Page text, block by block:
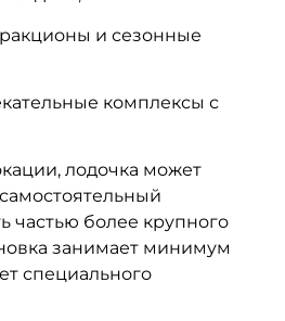
и сезонные
комплексы с
лодочка может
частью более крупного
занимает минимум
специального